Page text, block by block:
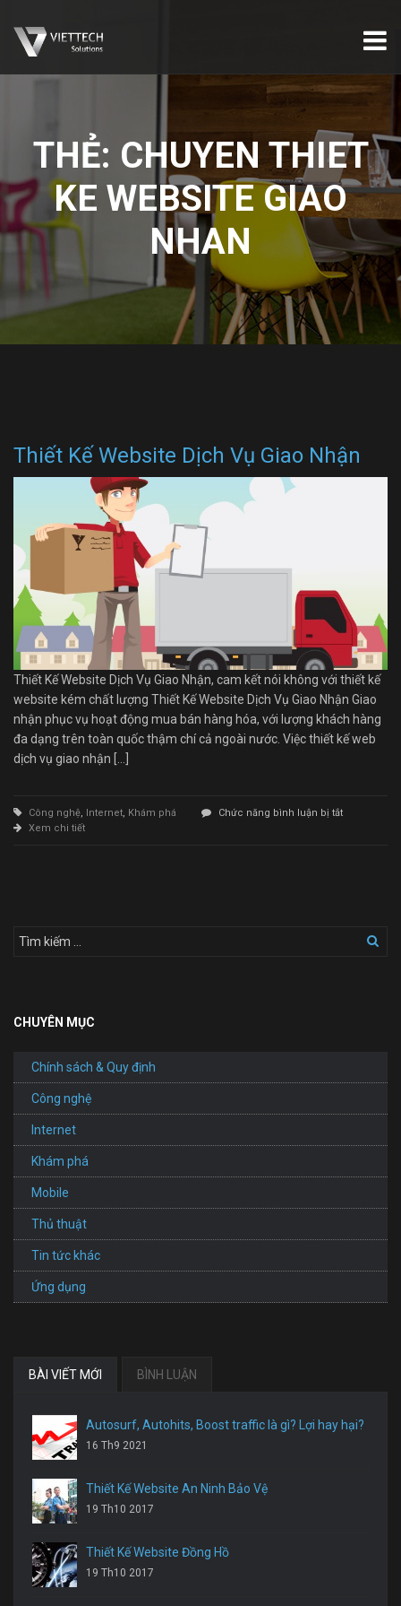
THẺ: CHUYEN THIET
KE WEBSITE GIAO
NHAN
Thiết Kế Website Dịch Vụ Giao Nhận
Thiết Kế Website Dịch Vụ Giao Nhận, cam kết nói không với thiết kế
website kém chất lượng Thiết Kế Website Dịch Vụ Giao Nhận Giao
nhận phục vụ hoạt động mua bán hàng hóa, với lượng khách hàng
đa dạng trên toàn quốc thậm chí cả ngoài nước. Việc thiết kế web
dịch vụ giao nhận […]
Công nghệ, Internet, Khám phá Chức năng bình luận bị tắtở
Xem chi tiết
CHUYÊN MỤC
Chính sách & Quy định
Công nghệ
Internet
Khám phá
Mobile
Thủ thuật
Tin tức khác
Ứng dụng
BÀI VIẾT MỚI BÌNH LUẬN
Autosurf, Autohits, Boost traffic là gì? Lợi hay hại?
16 Th9 2021
Thiết Kế Website An Ninh Bảo Vệ
19 Th10 2017
Thiết Kế Website Đồng Hồ
19 Th10 2017